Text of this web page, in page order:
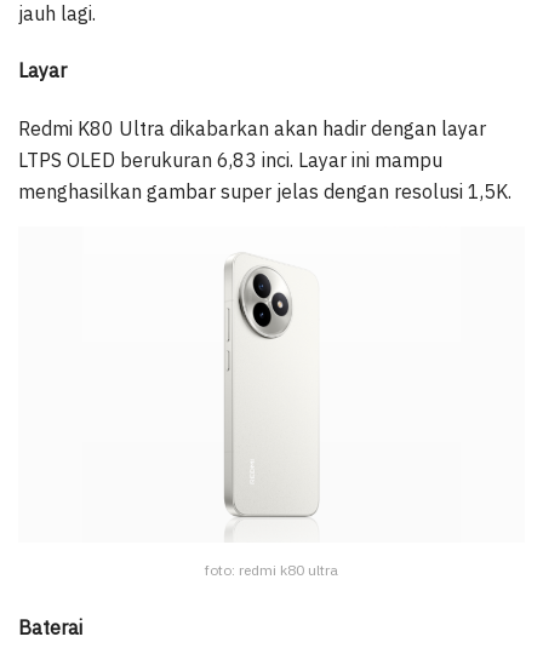
jauh lagi.
Layar
Redmi K80 Ultra dikabarkan akan hadir dengan layar
LTPS OLED berukuran 6,83 inci. Layar ini mampu
menghasilkan gambar super jelas dengan resolusi 1,5K.
foto: redmi k80 ultra
Baterai